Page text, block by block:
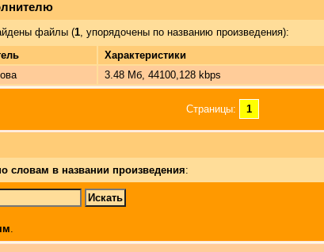
файлы (1, упорядочены по названию произведения):
Характеристики
3.48 Мб, 44100,128 kbps
Страницы: 1
словам в названии произведения:
.